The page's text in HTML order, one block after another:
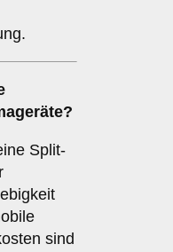
Split-
sind